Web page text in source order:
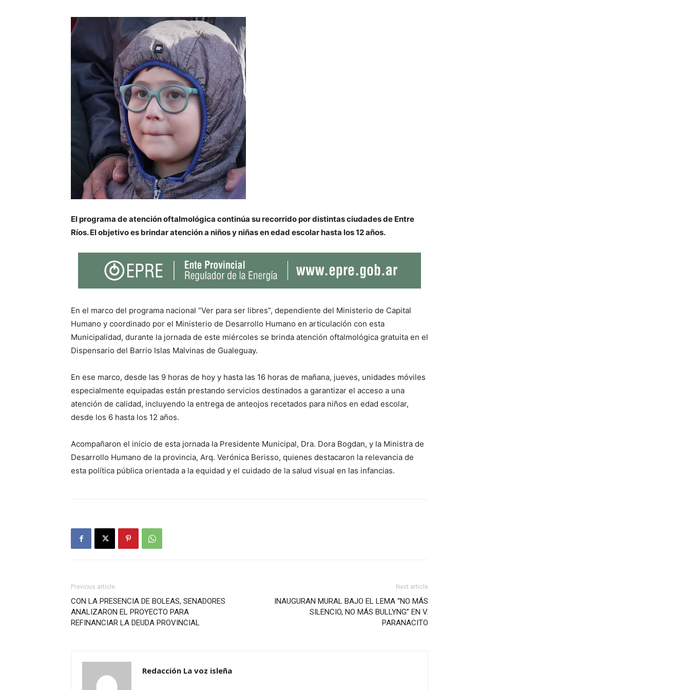
El programa de atención oftalmológica continúa su recorrido por distintas ciudades de Entre
Ríos. El objetivo es brindar atención a niños y niñas en edad escolar hasta los 12 años.
En el marco del programa nacional “Ver para ser libres”, dependiente del Ministerio de Capital
Humano y coordinado por el Ministerio de Desarrollo Humano en articulación con esta
Municipalidad, durante la jornada de este miércoles se brinda atención oftalmológica gratuita en el
Dispensario del Barrio Islas Malvinas de Gualeguay.
En ese marco, desde las 9 horas de hoy y hasta las 16 horas de mañana, jueves, unidades móviles
especialmente equipadas están prestando servicios destinados a garantizar el acceso a una
atención de calidad, incluyendo la entrega de anteojos recetados para niños en edad escolar,
desde los 6 hasta los 12 años.
Acompañaron el inicio de esta jornada la Presidente Municipal, Dra. Dora Bogdan, y la Ministra de
Desarrollo Humano de la provincia, Arq. Verónica Berisso, quienes destacaron la relevancia de
esta política pública orientada a la equidad y el cuidado de la salud visual en las infancias.
Previous article
CON LA PRESENCIA DE BOLEAS, SENADORES
ANALIZARON EL PROYECTO PARA
REFINANCIAR LA DEUDA PROVINCIAL
Next article
INAUGURAN MURAL BAJO EL LEMA “NO MÁS
SILENCIO, NO MÁS BULLYNG” EN V.
PARANACITO
Redacción La voz isleña